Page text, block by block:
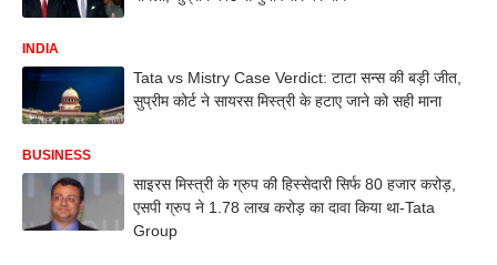
INDIA
Tata vs Mistry Case Verdict: टाटा सन्स की बड़ी जीत,
सुप्रीम कोर्ट ने सायरस मिस्त्री के हटाए जाने को सही माना
BUSINESS
साइरस मिस्त्री के ग्रुप की हिस्सेदारी सिर्फ 80 हजार करोड़,
एसपी ग्रुप ने 1.78 लाख करोड़ का दावा किया था-Tata
Group